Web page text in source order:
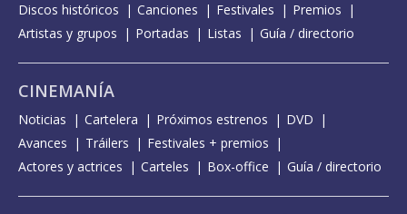
Discos históricos
Canciones Festivales
Premios
Artistas y grupos
Portadas Listas Guía / directorio
CINEMANÍA
Noticias Cartelera Próximos estrenos
DVD
Avances
Tráilers
Festivales + premios
Actores y actrices
Carteles Box-office Guía / directorio